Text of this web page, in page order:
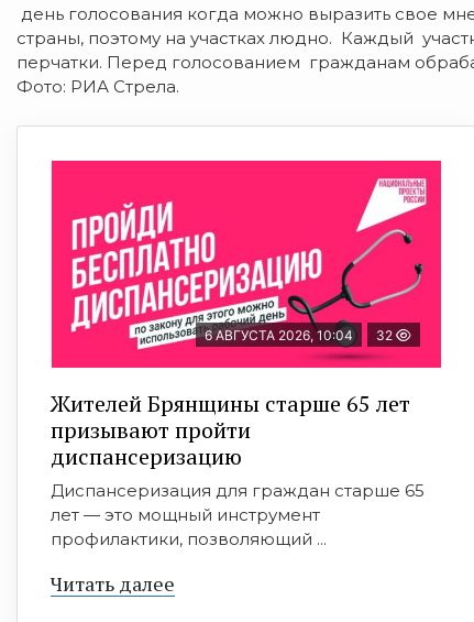
день голосования когда можно выразить свое
страны, поэтому на участках людно. Каждый
перчатки. Перед голосованием гражданам
Фото: РИА Стрела.
6 АВГУСТА 2026, 10:04 32
Жителей Брянщины старше 65 лет
призывают пройти
диспансеризацию
Диспансеризация для граждан старше 65
лет — это мощный инструмент
профилактики, позволяющий ...
Читать далее